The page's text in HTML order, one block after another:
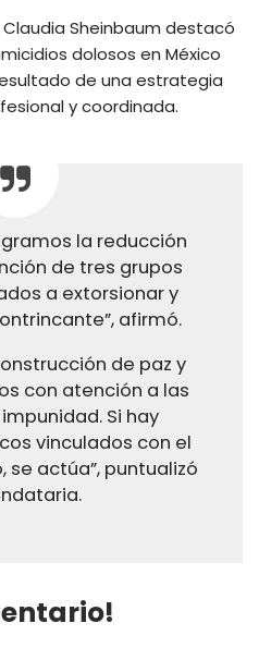
Sheinbaum destacó
dolosos en México
de una estrategia
y coordinada.
la reducción
de tres grupos
a extorsionar y
afirmó.
de paz y
con atención a las
Si hay
vinculados con el
se actúa”, puntualizó